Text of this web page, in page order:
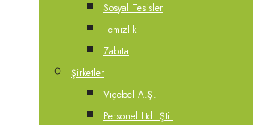
Sosyal Tesisler
Temizlik
Zabıta
Şirketler
Viçebel A.Ş.
Personel Ltd. Şti.